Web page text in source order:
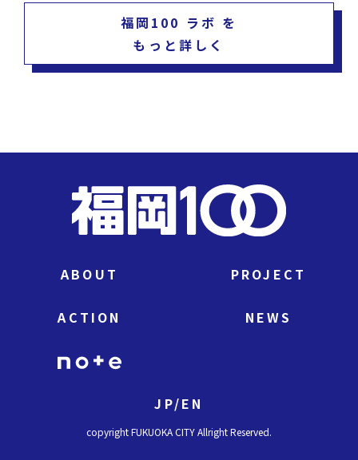
福岡100 ラボ を
もっと詳しく
ABOUT PROJECT
ACTION NEWS
JP/EN
copyright FUKUOKA CITY Allright Reserved.